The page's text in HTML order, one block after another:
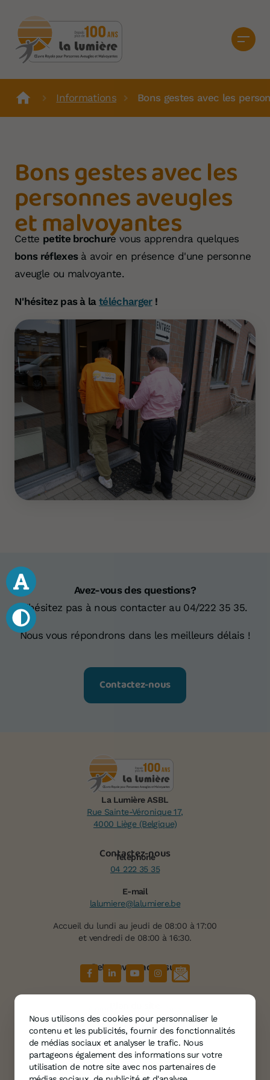
Informations Bons gestes avec les
Bons gestes avec les
personnes aveugles
et malvoyantes
Cette petite brochure vous apprendra quelques
bons réflexesà avoir en présence d'une personne
aveugle ou malvoyante.
N'hésitez pas à latélécharger!
Avez-vous des questions?
N'hésitez pas à nous contacter au 04/222 35 35.
Nous vous répondrons dans les meilleurs délais !
Contactez-nous
Nous utilisons des cookies pour personnaliser le
contenu et les publicités, fournir des fonctionnalités
de médias sociaux et analyser le trafic. Nous
partageons également des informations sur votre
utilisation de notre site avec nos partenaires de
La Lumière ASBL
Rue Sainte-Véronique 17,
4000 Liège (Belgique)
Contactez-nous
Téléphone
04 222 35 35
E-mail
lalumiere@lalumiere.be
Accueil du lundi au jeudi de 08:00 à 17:00
et vendredi de 08:00 à 16:30.
Retrouvez-nous sur
Services
Témoignages
Agenda